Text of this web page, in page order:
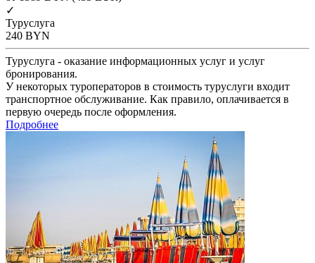
✓
Туруслуга
240 BYN
Туруслуга - оказание информационных услуг и услуг
бронирования.
У некоторых туроператоров в стоимость туруслуги входит
транспортное обслуживание. Как правило, оплачивается в
первую очередь после оформления.
Подробнее